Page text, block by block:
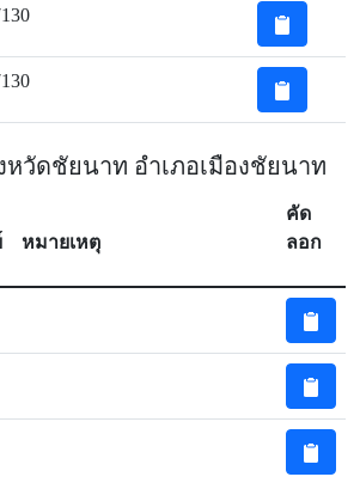
วัดชัยนาท อำเภอเมืองชัยนาท
หมายเหตุ
คัด
ลอก